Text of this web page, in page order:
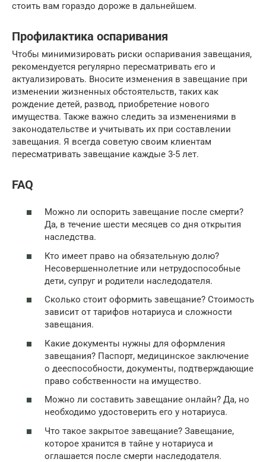
стоить вам гораздо дороже в дальнейшем.
Профилактика оспаривания
Чтобы минимизировать риски оспаривания завещания,
рекомендуется регулярно пересматривать его и
актуализировать. Вносите изменения в завещание при
изменении жизненных обстоятельств, таких как
рождение детей, развод, приобретение нового
имущества. Также важно следить за изменениями в
законодательстве и учитывать их при составлении
завещания. Я всегда советую своим клиентам
пересматривать завещание каждые 3-5 лет.
FAQ
Можно ли оспорить завещание после смерти?
Да, в течение шести месяцев со дня открытия
наследства.
Кто имеет право на обязательную долю?
Несовершеннолетние или нетрудоспособные
дети, супруг и родители наследодателя.
Сколько стоит оформить завещание? Стоимость
зависит от тарифов нотариуса и сложности
завещания.
Какие документы нужны для оформления
завещания? Паспорт, медицинское заключение
о дееспособности, документы, подтверждающие
право собственности на имущество.
Можно ли составить завещание онлайн? Да, но
необходимо удостоверить его у нотариуса.
Что такое закрытое завещание? Завещание,
которое хранится в тайне у нотариуса и
оглашается после смерти наследодателя.